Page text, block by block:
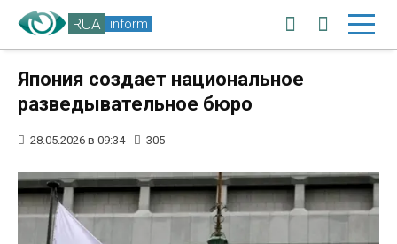
RUA inform
Япония создает национальное
разведывательное бюро
28.05.2026 в 09:34 305